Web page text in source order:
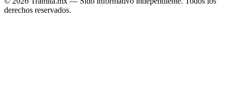
derechos reservados.